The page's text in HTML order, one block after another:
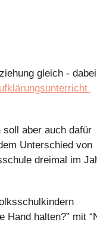
gleich -
soll aber auch dafür
Unterschied von
dreimal im
halten?” mit